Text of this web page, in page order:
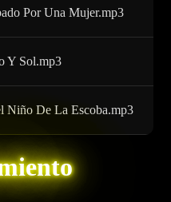
Por Una Mujer.mp3
Y Sol.mp3
Niño De La Escoba.mp3